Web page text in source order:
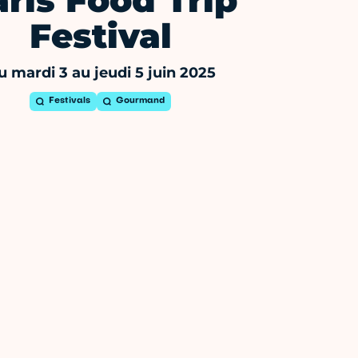
Festival
mardi 3 au jeudi 5 juin 2025
Festivals Gourmand